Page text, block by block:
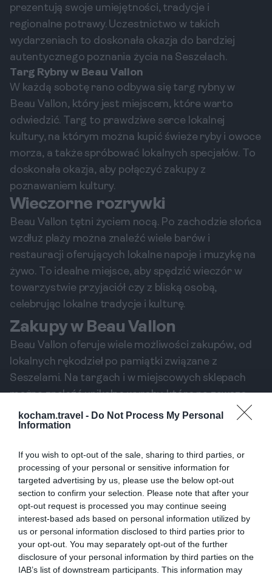
kocham.travel - Do Not Process My Personal
Information
If you wish to opt-out of the sale, sharing to third parties, or
processing of your personal or sensitive information for
targeted advertising by us, please use the below opt-out
section to confirm your selection. Please note that after your
opt-out request is processed you may continue seeing
interest-based ads based on personal information utilized by
us or personal information disclosed to third parties prior to
your opt-out. You may separately opt-out of the further
disclosure of your personal information by third parties on the
IAB’s list of downstream participants. This information may
prezentują swoje umiejętności, tradycje i
regionalne potrawy. Uczestnictwo w takich
wydarzeniach to doskonała okazja do bardziej
autentycznego poznania życia na Seszelach.
Targ Rybny w Beau Vallon
W każdą sobotę rano odbywa się targ rybny w
Beau Vallon, który jest miejscem, które warto
odwiedzić. Targ to prawdziwe serce lokalnej
kultury, na którym można kupić świeże ryby i owoce
morza, a także spróbować lokalnych specjałów. To
doskonała okazja, aby połączyć zakupy z
poznawaniem kultury.
Wieczorne rozrywki
Beau Vallon tętni życiem nocą. Po zachodzie słońca
wzdłuż plaży można znaleźć wiele barów i
restauracji oferujących lokalne napoje i muzykę na
żywo. To idealne miejsce, aby spędzić wieczór w
towarzystwie przyjaciół czy z bliską osobą,
celebrując lokalne tradycje i kulturę.
Zakupy w Beau Vallon
Beau Vallon oferuje wiele możliwości zakupów, od
lokalnych rękodzieł po pamiątki związane z
Seszelami. Na targach i w miejscowych sklepach
można znaleźć unikalne wyroby, które na zawsze
będą przypominały o tej pięknej podróży. To
świetna okazja do wspierania lokalnych
Beau Vallon to idealna lokalizacja dla
każdego, kto pragnie wypocząć w rajskiej
atmosferze i poznać lokalną kulturę.
Popularne Kategorie
1
Ceny w Hiszpanii 2026: Ile kosztują